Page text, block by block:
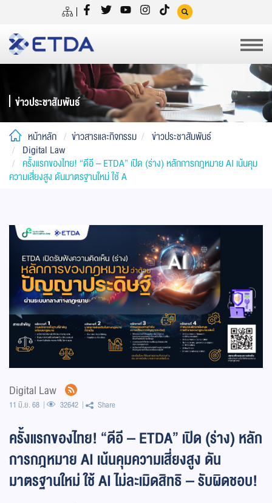
ข่าวประชาสัมพันธ์
หน้าหลัก ข่าวสารและกิจกรรม
ข่าวประชาสัมพันธ์
Digital Law
ครั้งแรกของไทย! “ดีอี – ETDA” เปิด (ร่าง) หลักการกฎหมาย AI เน้นคุม
ความเสี่ยงสูง ดันมาตรฐานใหม่ ใช้ A
Digital Law
11 มิ.ย. 68 32642 Share
ครั้งแรกของไทย! “ดีอี – ETDA” เปิด (ร่าง) หลัก
การกฎหมาย AI เน้นคุมความเสี่ยงสูง ดัน
มาตรฐานใหม่ ใช้ AI ไม่ละเมิดสิทธิ – รับผิดชอบ!